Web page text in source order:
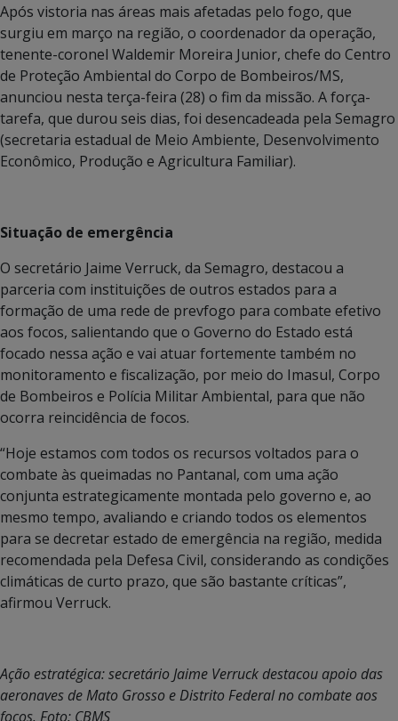
Após vistoria nas áreas mais afetadas pelo fogo, que
surgiu em março na região, o coordenador da operação,
tenente-coronel Waldemir Moreira Junior, chefe do Centro
de Proteção Ambiental do Corpo de Bombeiros/MS,
anunciou nesta terça-feira (28) o fim da missão. A força-
tarefa, que durou seis dias, foi desencadeada pela Semagro
(secretaria estadual de Meio Ambiente, Desenvolvimento
Econômico, Produção e Agricultura Familiar).
Situação de emergência
O secretário Jaime Verruck, da Semagro, destacou a
parceria com instituições de outros estados para a
formação de uma rede de prevfogo para combate efetivo
aos focos, salientando que o Governo do Estado está
focado nessa ação e vai atuar fortemente também no
monitoramento e fiscalização, por meio do Imasul, Corpo
de Bombeiros e Polícia Militar Ambiental, para que não
ocorra reincidência de focos.
“Hoje estamos com todos os recursos voltados para o
combate às queimadas no Pantanal, com uma ação
conjunta estrategicamente montada pelo governo e, ao
mesmo tempo, avaliando e criando todos os elementos
para se decretar estado de emergência na região, medida
recomendada pela Defesa Civil, considerando as condições
climáticas de curto prazo, que são bastante críticas”,
afirmou Verruck.
Ação estratégica: secretário Jaime Verruck destacou apoio das
aeronaves de Mato Grosso e Distrito Federal no combate aos
focos. Foto: CBMS